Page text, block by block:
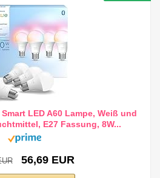
LED A60 Lampe, Weiß und
E27 Fassung, 8W...
56,69 EUR